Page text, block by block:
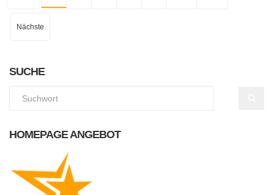
Nächste
SUCHE
HOMEPAGE ANGEBOT